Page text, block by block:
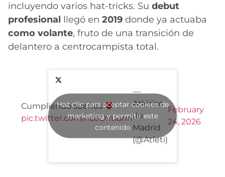
incluyendo varios hat-tricks. Su debut
profesional llegó en 2019 donde ya actuaba
como volante, fruto de una transición de
delantero a centrocampista total.
Cumpliendo sueños
pic.twitter.com/nL0Dkti8nn
—
Atlético
de
Madrid
(@Atleti)
February
24, 2026
Haz clic para aceptar cookies de
marketing y permitir este
contenido